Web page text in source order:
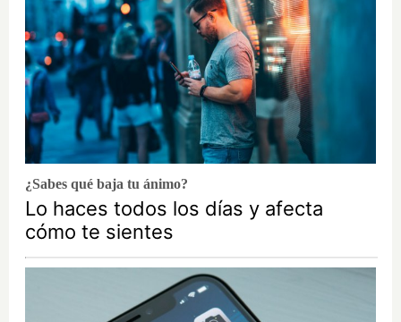
¿Sabes qué baja tu ánimo?
Lo haces todos los días y afecta
cómo te sientes